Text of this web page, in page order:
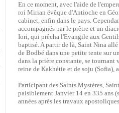
En ce moment, avec l'aide de
roi Mirian évêque d'Antioche en
cabinet, enfin dans le pays.
accompagnés par le prêtre et un
Iori, qui prêcha l'Evangile aux
baptisé. A partir de là, Saint Nina
de Bodbé dans une petite tente sur
dans la prière constante, se
reine de Kakhétie et de soju (Sofia),
Participant des Saints Mystères,
paisiblement Janvier 14 en 335 ans
années après les travaux